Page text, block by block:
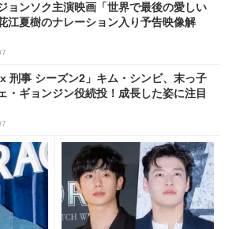
ョンソク主演映画「世界で最後の愛しい
江夏樹のナレーション入り予告映像解
x 刑事 シーズン2」キム・シンビ、末っ子
・ギョンジン役続投！成長した姿に注目